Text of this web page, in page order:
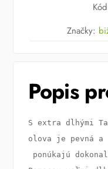
Značky:
Popis
S extra dlhými
olova je pevná a
ponúkajú